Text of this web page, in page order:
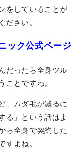
をしていることが
ださい。
ック公式ページ
だったら全身ツル
ことですね。
、ムダ毛が減るに
る」という話はよ
ら全身で契約した
すよね。